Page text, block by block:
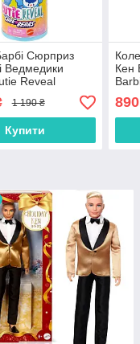
Сюрприз
Ведмедики
Reveal
JCN96
1 190 ₴
Купити
Кен
890